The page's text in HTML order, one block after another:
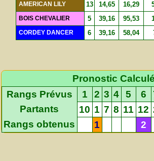
AMERICAN LILY 13 14,65 16,29
BOIS CHEVALIER 5 39,16 95,53
CORDEY DANCER 6 39,16 58,04
Pronostic Calculé
Rangs Prévus
1 2 3 4 5 6
Partants
10 1 7 8 11 12
Rangs obtenus
1 2